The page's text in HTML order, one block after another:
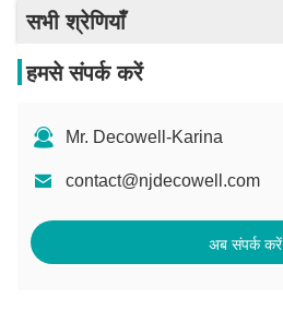
सभी श्रेणियाँ
हमसे संपर्क करें
Mr. Decowell-Karina
contact@njdecowell.com
अब संपर्क करें